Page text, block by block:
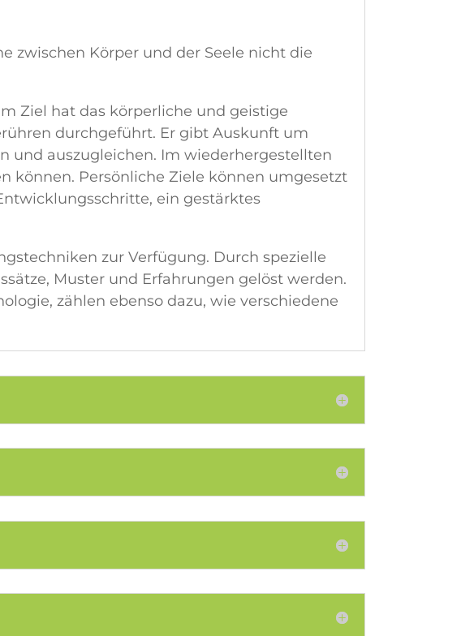
zwischen Körper und der Seele nicht die
Ziel hat das körperliche und geistige
durchgeführt. Er gibt Auskunft um
und auszugleichen. Im wiederhergestellten
können. Persönliche Ziele können umgesetzt
ein gestärktes
zur Verfügung. Durch spezielle
Muster und Erfahrungen gelöst werden.
zählen ebenso dazu, wie verschiedene